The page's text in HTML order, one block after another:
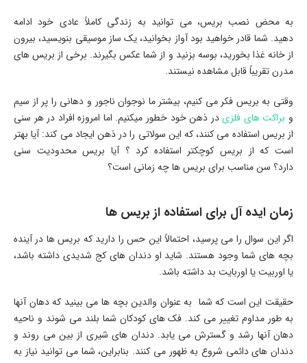
به محض نصب بریس، می توانید به زندگی کاملاً عادی خود ادامه
دهید. شما قادر خواهید بود آواز بخوانید، یک ساز موسیقی بنویسید، بیرون
از خانه غذا بخورید، بوسه بزنید و از شما عکس بگیرند. برخی از بریس های
مدرن تقریباً قابل مشاهده نیستند.
وقتی به بریس فکر می کنیم، بیشتر ما نوجوان ناجور و دهانی را پر از سیم
و براکت های فلزیدر ذهن خود خطور میکنیم. اما امروزه افراد در هر سنی
از بریس استفاده می کنند، که این سولاتی را در ذهن ایجاد می کند: آیا بهتر
است که از بریس کوچکتر استفاده کرد ؟ آیا بریس محدودیت سنی
دارد؟ سن مناسب برای بریس ها چه زمانی است؟
زمان ایده آل برای استفاده از بریس ها
اگر این سوال را می پرسید، احتمالاً این حس را دارید که بریس ها در آینده
بچه های شما وجود هستند. شاید او دندان های کج شدیدی داشته باشد،
یا اوربیت یا اوربایت بد داشته باشد.
حقیقت این است که شما به عنوان والدین بچه ها می بینید که دهان آنها
به طور مداوم تغییر می کند. فک های کودکان شما بلند می شوند و ناحیه
دهان آنها رشد و گسترش می یابد. دندان های شیری از بین می روند و
دندان های دائمی شروع به ظهور می کنند. بنابراین، شما می توانید نیاز به